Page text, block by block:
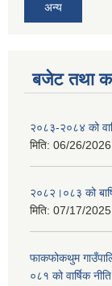
अन्य
बजेट तथा
२०८३-२०८४ को
मिति: 06/26/
२०८२।०८३ को
मिति: 07/17/
फाकफोकथुम
०८१ को वार्षिक